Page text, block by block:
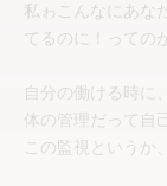
私ゎこんなにあな
てるのに！っての
自分の働ける時に
体の管理だって自
この監視というか